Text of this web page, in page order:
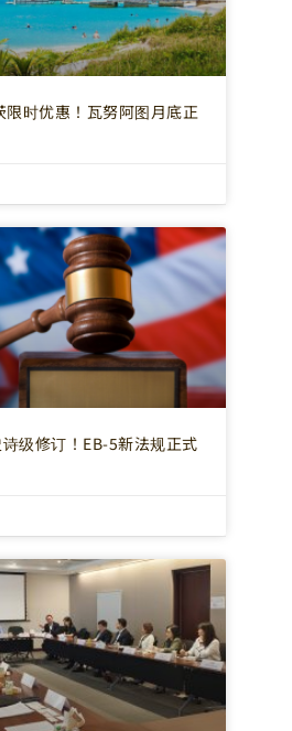
限时优惠！瓦努阿图月底正
诗级修订！EB-5新法规正式